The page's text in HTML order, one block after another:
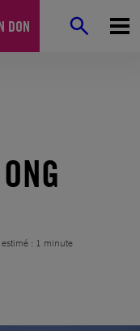
DON
: 1 minute